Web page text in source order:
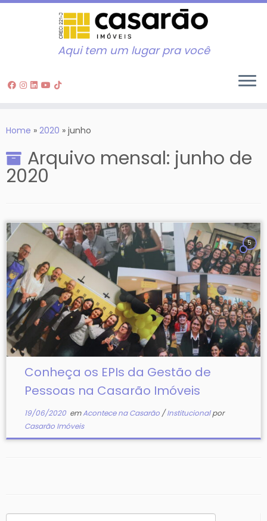
to
Aqui tem um lugar pra você
Home » 2020 » junho
Arquivo mensal: junho de
2020
5
Conheça os EPIs da Gestão de
Pessoas na Casarão Imóveis
19/06/2020emAcontece na Casarão /Institucionalpor
Casarão Imóveis